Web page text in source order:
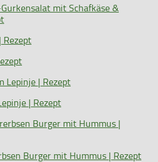
mit Schafkäse &
| Rezept
Burger mit Hummus | Rezept